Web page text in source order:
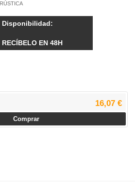
RÚSTICA
Disponibilidad:
RECÍBELO EN 48H
16,07 €
Comprar